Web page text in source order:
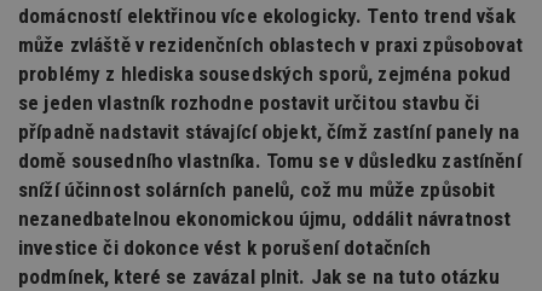
domácností elektřinou více ekologicky. Tento trend však
může zvláště v rezidenčních oblastech v praxi způsobovat
problémy z hlediska sousedských sporů, zejména pokud
se jeden vlastník rozhodne postavit určitou stavbu či
případně nadstavit stávající objekt, čímž zastíní panely na
domě sousedního vlastníka. Tomu se v důsledku zastínění
sníží účinnost solárních panelů, což mu může způsobit
nezanedbatelnou ekonomickou újmu, oddálit návratnost
investice či dokonce vést k porušení dotačních
podmínek, které se zavázal plnit. Jak se na tuto otázku